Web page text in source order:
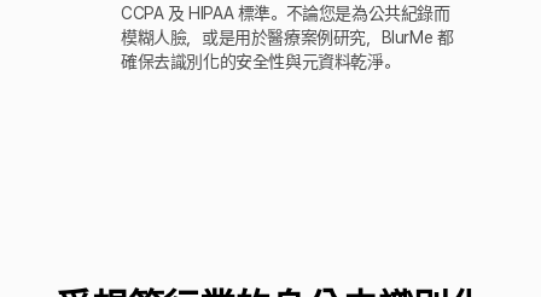
CCPA 及 HIPAA 標準。不論您是為公共紀錄而
模糊人臉，或是用於醫療案例研究，BlurMe 都
確保去識別化的安全性與元資料乾淨。